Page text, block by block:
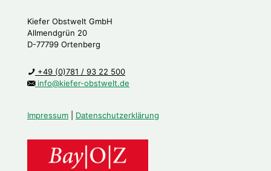
Kiefer Obstwelt GmbH
Allmendgrün 20
D-77799 Ortenberg
+49 (0)781 / 93 22 500
info@kiefer-obstwelt.de
Impressum Datenschutzerklärung